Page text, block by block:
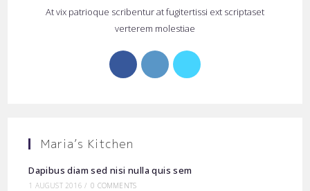
At vix patrioque scribentur at fugitertissi ext scriptaset
verterem molestiae
Opens
in
Opens
in
Opens
Maria’s Kitchen
Dapibus diam sed nisi nulla quis sem
1 AUGUST 2016 / 0 COMMENTS